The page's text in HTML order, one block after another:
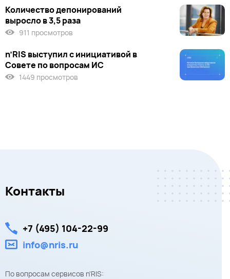
Количество депонирований
выросло в 3,5 раза
911 просмотров
n’RIS выступил c инициативой в
Совете по вопросам ИС
1449 просмотров
Контакты
+7 (495) 104-22-99
info@nris.ru
По вопросам сервисов n'RIS: